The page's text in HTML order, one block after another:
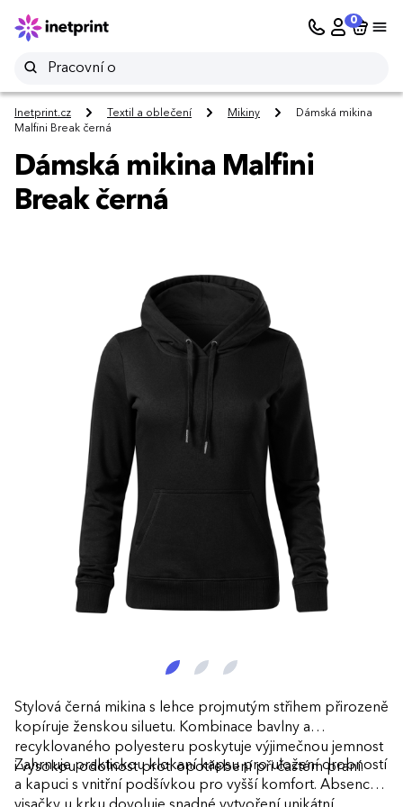
0
Inetprint.cz Textil a oblečení Mikiny
Dámská mikina
Malfini Break černá
Dámská mikina Malfini
Break černá
Stylová černá mikina s lehce projmutým střihem přirozeně
kopíruje ženskou siluetu. Kombinace bavlny a
recyklovaného polyesteru poskytuje výjimečnou jemnost
i vysokou odolnost proti opotřebení při častém praní.
Zahrnuje praktickou klokaní kapsu pro uložení drobností
a kapuci s vnitřní podšívkou pro vyšší komfort. Absence